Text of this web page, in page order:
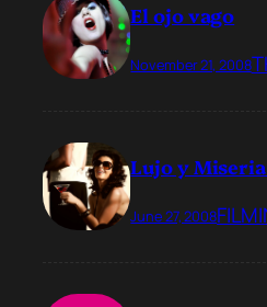
El ojo vago
November 21, 2008
Lujo y
June 27, 2008